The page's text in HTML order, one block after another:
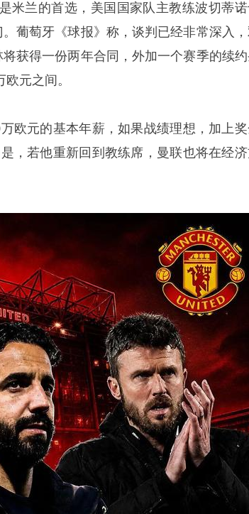
米兰的首选，美国国家队主教练波切蒂
葡萄牙《球报》称，谈判已经非常深入
获得一份两年合同，外加一个赛季的续
元之间。
欧元的基本年薪，如果战绩理想，加上
，若他重新回到教练席，曼联也将在经